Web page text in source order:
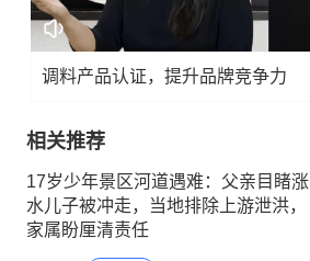
调料产品认证，提升品牌竞争力
相关推荐
17岁少年景区河道遇难：父亲目睹涨
水儿子被冲走，当地排除上游泄洪，
家属盼厘清责任